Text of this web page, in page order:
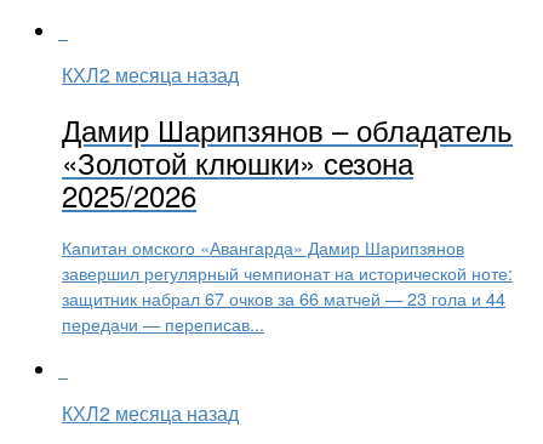
КХЛ2 месяца назад
Дамир Шарипзянов – обладатель
«Золотой клюшки» сезона
2025/2026
Капитан омского «Авангарда» Дамир Шарипзянов
завершил регулярный чемпионат на исторической ноте:
защитник набрал 67 очков за 66 матчей — 23 гола и 44
передачи — переписав...
КХЛ2 месяца назад